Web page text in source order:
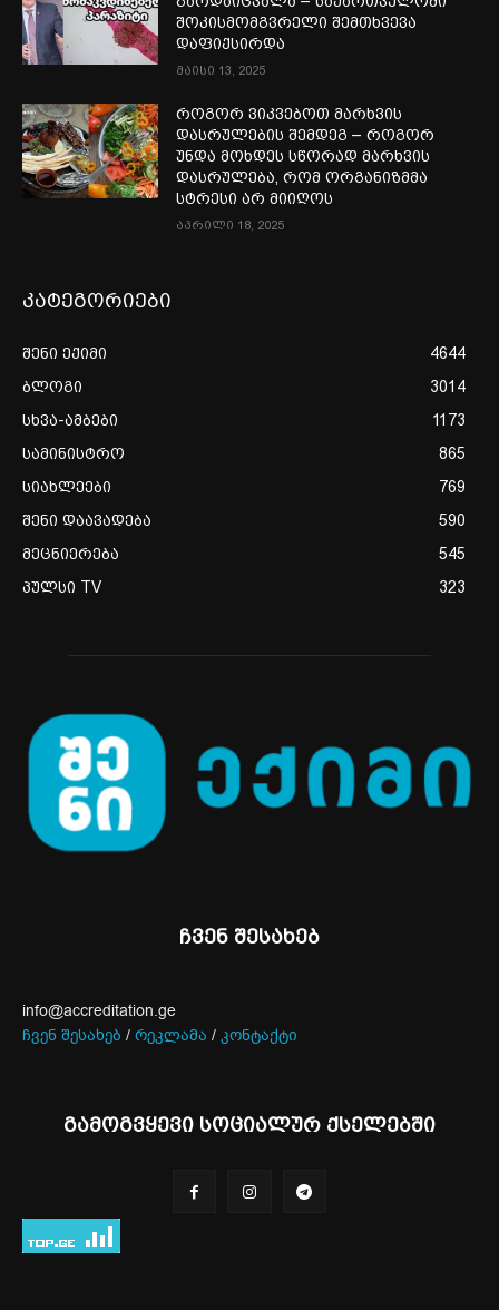
შოკისმომგვრელი შემთხვევა
დაფიქსირდა
მაისი 13, 2025
როგორ ვიკვებოთ მარხვის
დასრულების შემდეგ – როგორ
უნდა მოხდეს სწორად მარხვის
დასრულება, რომ ორგანიზმმა
სტრესი არ მიიღოს
აპრილი 18, 2025
კატეგორიები
შენი ექიმი
4644
ბლოგი
3014
სხვა-ამბები
1173
სამინისტრო
865
სიახლეები
769
შენი დაავადება
590
მეცნიერება
545
პულსი TV
323
ჩვენ შესახებ
info@accreditation.ge
ჩვენ შესახებ / რეკლამა / კონტაქტი
გამოგვყევი სოციალურ ქსელებში